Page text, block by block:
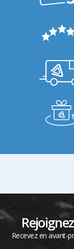
Recevez en avant-